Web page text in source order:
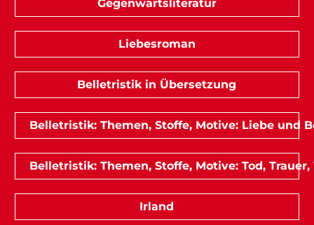
Gegenwartsliteratur
Liebesroman
Belletristik in Übersetzung
Belletristik: Themen, Stoffe, Motive: Liebe und
Belletristik: Themen, Stoffe, Motive: Tod,
Irland